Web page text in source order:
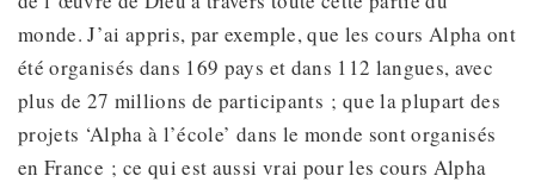
monde. J’ai appris, par exemple, que les cours Alpha ont
été organisés dans 169 pays et dans 112 langues, avec
plus de 27 millions de participants ; que la plupart des
projets ‘Alpha à l’école’ dans le monde sont organisés
en France ; ce qui est aussi vrai pour les cours Alpha